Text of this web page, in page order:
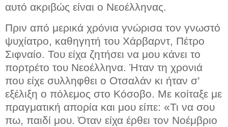
αυτό ακριβώς είναι ο Νεοέλληνας.
Πριν από μερικά χρόνια γνώρισα τον γνωστό
ψυχίατρο, καθηγητή του Χάρβαρντ, Πέτρο
Σιφναίο. Του είχα ζητήσει να μου κάνει το
πορτρέτο του Νεοέλληνα. Ήταν τη χρονιά
που είχε συλληφθει ο Οτσαλάν κι ήταν σ’
εξέλιξη ο πόλεμος στο Κόσοβο. Με κοίταξε με
πραγματική απορία και μου είπε: «Τι να σου
πω, παιδί μου. Όταν είχα έρθει τον Νοέμβριο